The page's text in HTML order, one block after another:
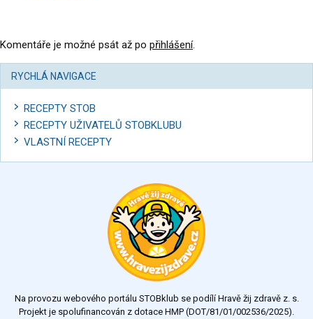
Komentáře je možné psát až po přihlášení.
RYCHLÁ NAVIGACE
RECEPTY STOB
RECEPTY UŽIVATELŮ STOBKLUBU
VLASTNÍ RECEPTY
Na provozu webového portálu STOBklub se podílí Hravě žij zdravě z. s.
Projekt je spolufinancován z dotace HMP (DOT/81/01/002536/2025).